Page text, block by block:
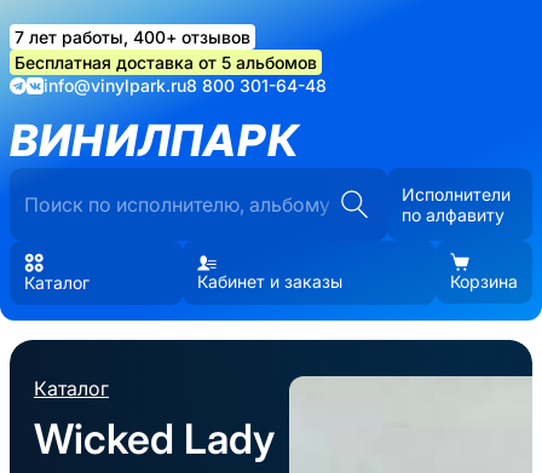
7 лет работы, 400+ отзывов
Бесплатная доставка от 5 альбомов
info@vinylpark.ru8 800 301-64-48
ВИНИЛПАРК
Исполнители
по алфавиту
Каталог Кабинет и заказы Корзина
Каталог
Wicked Lady